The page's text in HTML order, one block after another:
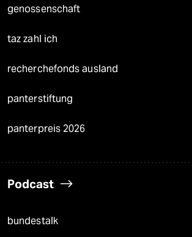
genossenschaft
taz zahl ich
recherchefonds ausland
panterstiftung
panterpreis 2026
Podcast
bundestalk